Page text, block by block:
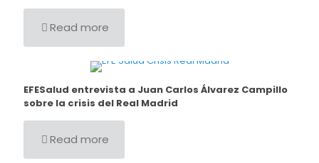
Read more
EFESalud entrevista a Juan Carlos Álvarez Campillo
sobre la crisis del Real Madrid
Read more